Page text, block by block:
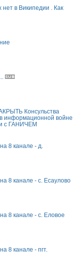
в Википедии . Как
Консульства
информационной войне
с ГАНИЧЕМ
8 канале - д.
8 канале - с. Есаулово
8 канале - с. Еловое
8 канале - пгт.